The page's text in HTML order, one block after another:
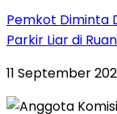
Pemkot Diminta
Parkir Liar di
11 September